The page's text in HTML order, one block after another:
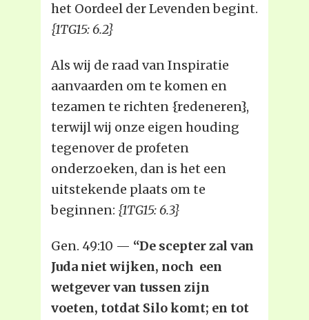
het Oordeel der Levenden begint.
{1TG15: 6.2}
Als wij de raad van Inspiratie
aanvaarden om te komen en
tezamen te richten {redeneren},
terwijl wij onze eigen houding
tegenover de profeten
onderzoeken, dan is het een
uitstekende plaats om te
beginnen: {1TG15: 6.3}
Gen. 49:10 — “De scepter zal van
Juda niet wijken, noch een
wetgever van tussen zijn
voeten, totdat Silo komt; en tot